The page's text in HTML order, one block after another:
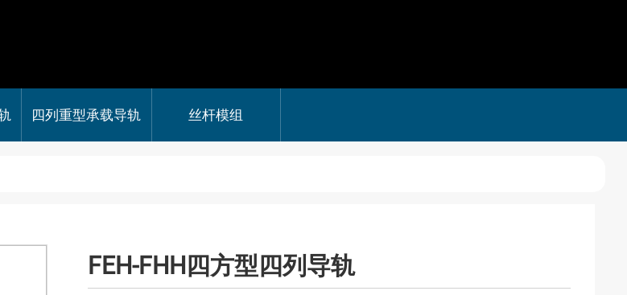
四列重型承载导轨 丝杆模组
FEH-FHH四方型四列导轨